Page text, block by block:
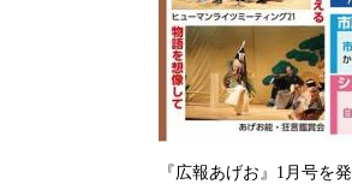
『広報あげお』1月号を